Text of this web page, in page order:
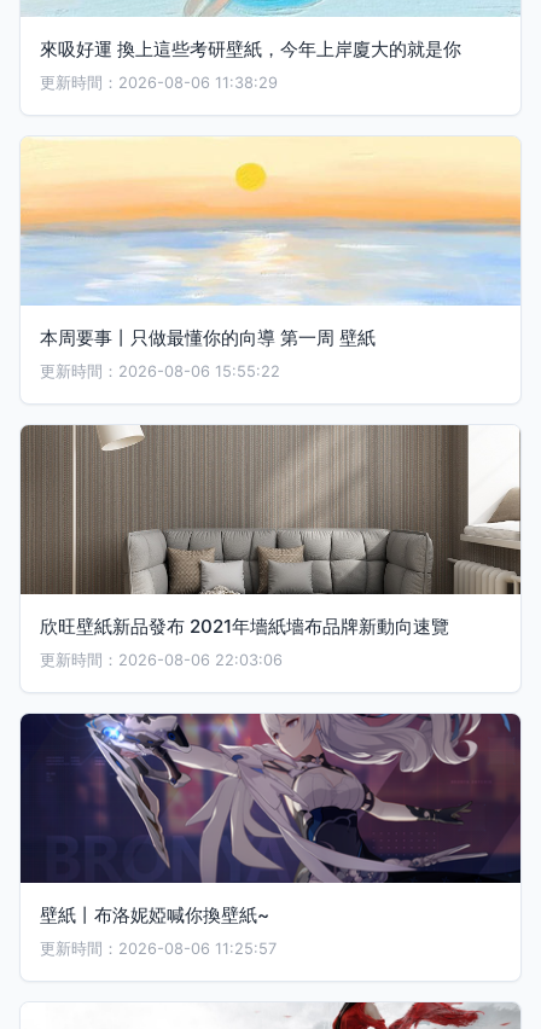
來吸好運 換上這些考研壁紙，今年上岸廈大的就是你
更新時間：2026-08-06 11:38:29
本周要事丨只做最懂你的向導 第一周 壁紙
更新時間：2026-08-06 15:55:22
欣旺壁紙新品發布 2021年墻紙墻布品牌新動向速覽
更新時間：2026-08-06 22:03:06
壁紙丨布洛妮婭喊你換壁紙~
更新時間：2026-08-06 11:25:57